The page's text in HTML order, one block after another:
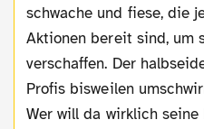
schwache und fiese, die
Aktionen bereit sind, um
verschaffen. Der
Profis bisweilen
Wer will da wirklich